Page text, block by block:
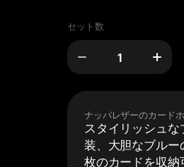
セット数
ナッパレザーのカード
スタイリッシュ
装、大胆なブルー
枚のカードを収納